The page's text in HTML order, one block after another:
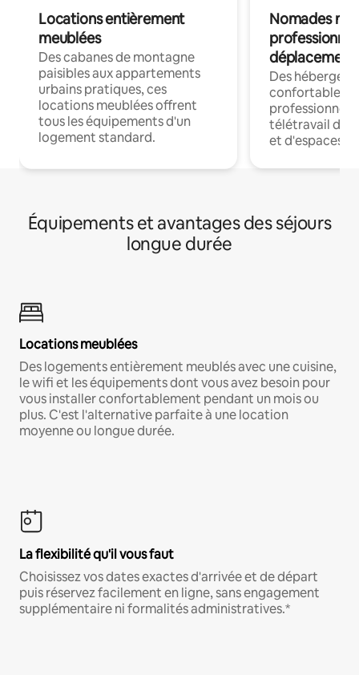
Locations entièrement
meublées
Des cabanes de montagne
paisibles aux appartements
urbains pratiques, ces
locations meublées offrent
tous les équipements d'un
logement standard.
Nomades
déplacement
Des
confortables
professionnels
télétravail
et d'espaces
Équipements et avantages des séjours
longue durée
Locations meublées
Des logements entièrement meublés avec une cuisine,
le wifi et les équipements dont vous avez besoin pour
vous installer confortablement pendant un mois ou
plus. C'est l'alternative parfaite à une location
moyenne ou longue durée.
La flexibilité qu'il vous faut
Choisissez vos dates exactes d'arrivée et de départ
puis réservez facilement en ligne, sans engagement
supplémentaire ni formalités administratives.*